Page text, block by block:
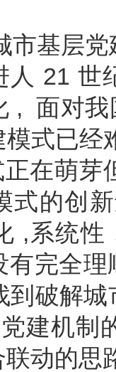
基层党
21 世
, 面对
式已经
在萌芽
式的创
,系统
有完全
破解城
建机制
动的